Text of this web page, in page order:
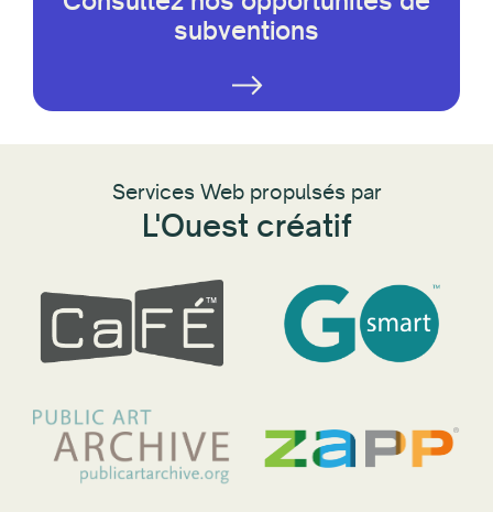
subventions
Services Web propulsés par
L'Ouest créatif